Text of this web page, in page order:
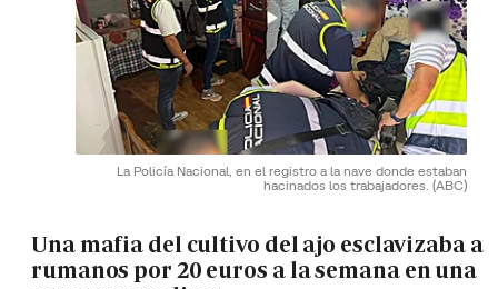
La Policía Nacional, en el registro a la nave donde estaban
hacinados los trabajadores. (ABC)
Una mafia del cultivo del ajo esclavizaba a
rumanos por 20 euros a la semana en una